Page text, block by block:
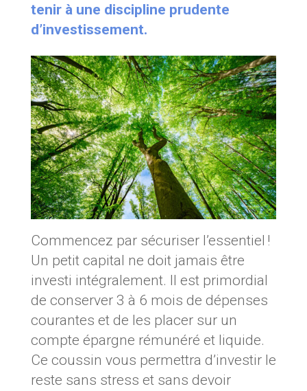
tenir à une discipline prudente
d’investissement.
Commencez par sécuriser l’essentiel !
Un petit capital ne doit jamais être
investi intégralement. Il est primordial
de conserver 3 à 6 mois de dépenses
courantes et de les placer sur un
compte épargne rémunéré et liquide.
Ce coussin vous permettra d’investir le
reste sans stress et sans devoir